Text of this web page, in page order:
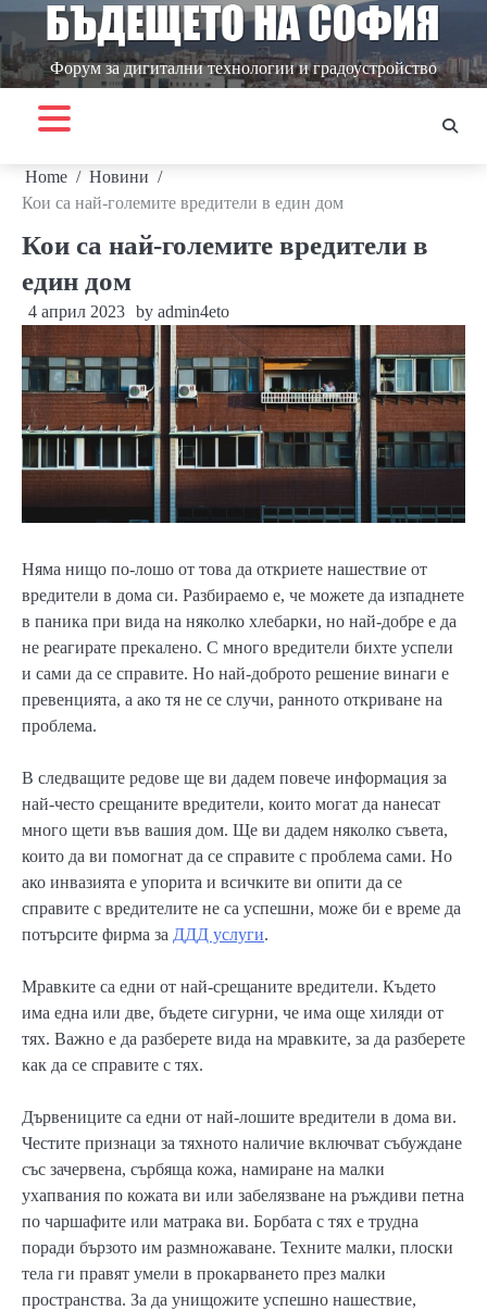
Skip
to
contentФорум за дигитални технологии и градоустройство
Home
Новини
Кои са най-големите вредители в един дом
Кои са най-големите вредители в
един дом
4 април 2023 by admin4eto
Няма нищо по-лошо от това да откриете нашествие от
вредители в дома си. Разбираемо е, че можете да изпаднете
в паника при вида на няколко хлебарки, но най-добре е да
не реагирате прекалено. С много вредители бихте успели
и сами да се справите. Но най-доброто решение винаги е
превенцията, а ако тя не се случи, ранното откриване на
проблема.
В следващите редове ще ви дадем повече информация за
най-често срещаните вредители, които могат да нанесат
много щети във вашия дом. Ще ви дадем няколко съвета,
които да ви помогнат да се справите с проблема сами. Но
ако инвазията е упорита и всичките ви опити да се
справите с вредителите не са успешни, може би е време да
потърсите фирма за ДДД услуги.
Мравките са едни от най-срещаните вредители. Където
има една или две, бъдете сигурни, че има още хиляди от
тях. Важно е да разберете вида на мравките, за да разберете
как да се справите с тях.
Дървениците са едни от най-лошите вредители в дома ви.
Честите признаци за тяхното наличие включват събуждане
със зачервена, сърбяща кожа, намиране на малки
ухапвания по кожата ви или забелязване на ръждиви петна
по чаршафите или матрака ви. Борбата с тях е трудна
поради бързото им размножаване. Техните малки, плоски
тела ги правят умели в прокарването през малки
пространства. За да унищожите успешно нашествие,